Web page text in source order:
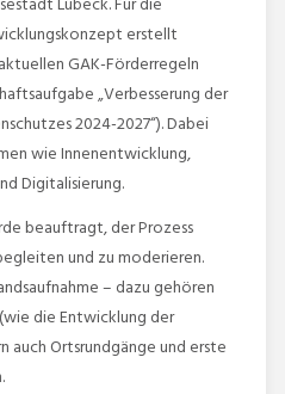
erstellt
GAK-Förderregeln
„Verbesserung der
2024-2027“). Dabei
wie Innenentwicklung,
Digitalisierung.
beauftragt, der Prozess
und zu moderieren.
– dazu gehören
die Entwicklung der
auch Ortsrundgänge und erste